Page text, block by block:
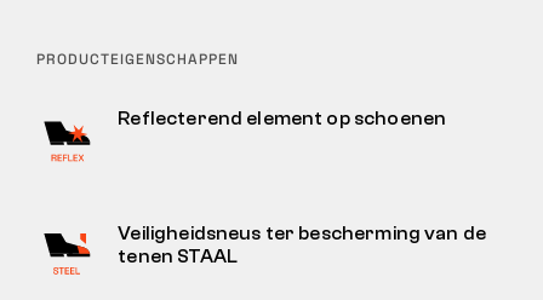
PRODUCTEIGENSCHAPPEN
Reflecterend element op schoenen
Veiligheidsneus ter bescherming van de
tenen STAAL